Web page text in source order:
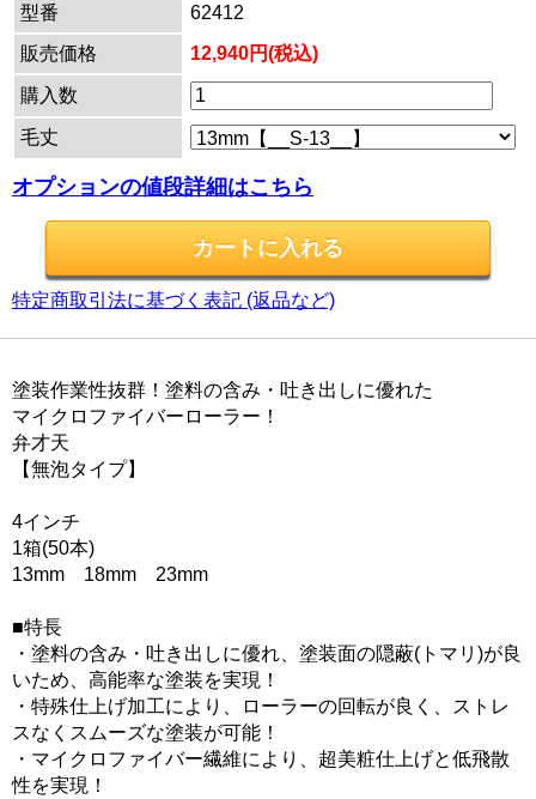
型番
62412
販売価格
12,940円(税込)
購入数
毛丈
オプションの値段詳細はこちら
特定商取引法に基づく表記 (返品など)
塗装作業性抜群！塗料の含み・吐き出しに優れた
マイクロファイバーローラー！
弁才天
【無泡タイプ】
4インチ
1箱(50本)
13mm 18mm 23mm
■特長
・塗料の含み・吐き出しに優れ、塗装面の隠蔽(トマリ)が良
いため、高能率な塗装を実現！
・特殊仕上げ加工により、ローラーの回転が良く、ストレ
スなくスムーズな塗装が可能！
・マイクロファイバー繊維により、超美粧仕上げと低飛散
性を実現！